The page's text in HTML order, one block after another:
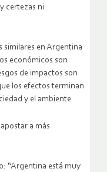
certezas ni
similares en Argentina
económicos son
de impactos son
los efectos terminan
y el ambiente.
a más
“Argentina está muy